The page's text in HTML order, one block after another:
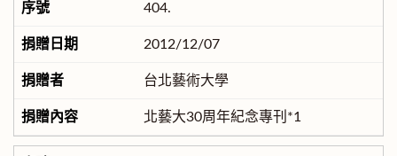
404.
2012/12/07
台北藝術大學
北藝大30周年紀念專刊*1